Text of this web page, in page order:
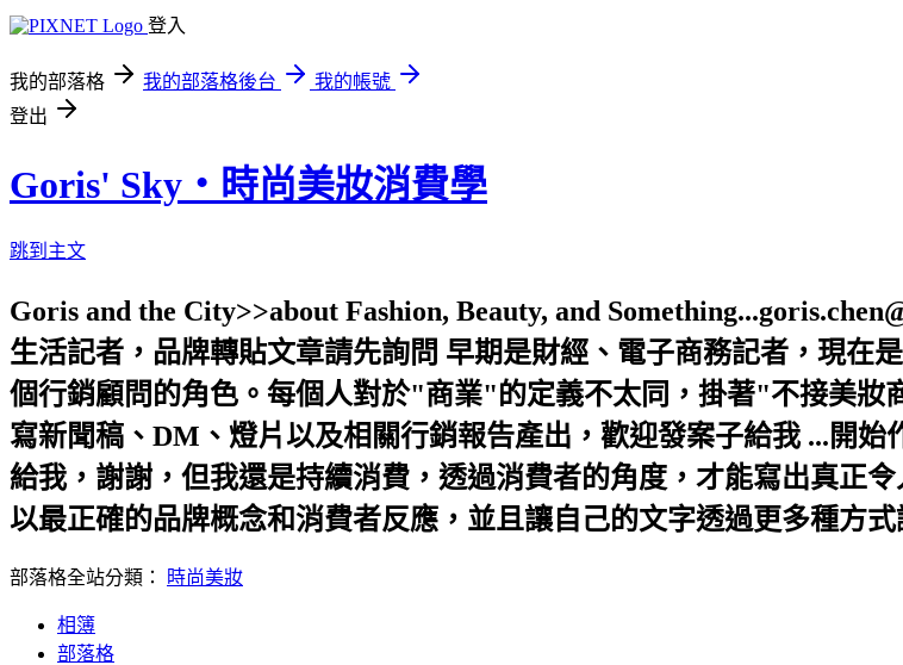
登入
我的部落格 我的部落格後台
我的帳號
登出
Goris' Sky‧時尚美妝消費學
跳到主文
Goris and the City>>about Fashion, Beauty, and
生活記者，品牌轉貼文章請先詢問 早期是財經、電子商務記者，現在
個行銷顧問的角色。每個人對於"商業"的定義不太同，掛著"不接美
寫新聞稿、DM、燈片以及相關行銷報告產出，歡迎發案子給我 ...開
給我，謝謝，但我還是持續消費，透過消費者的角度，才能寫出真正
以最正確的品牌概念和消費者反應，並且讓自己的文字透過更多種方
部落格全站分類： 時尚美妝
相簿
部落格